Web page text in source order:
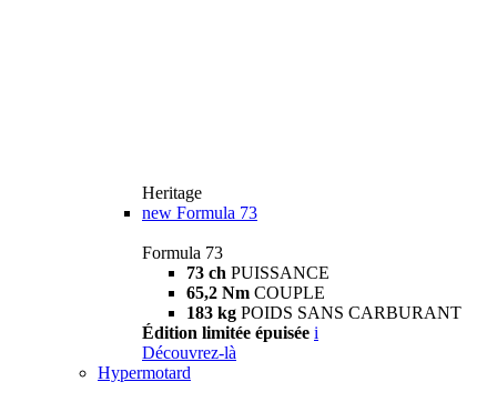
Heritage
new Formula 73
Formula 73
73 ch PUISSANCE
65,2 Nm COUPLE
183 kg POIDS SANS CARBURANT
Édition limitée épuisée i
Découvrez-là
Hypermotard